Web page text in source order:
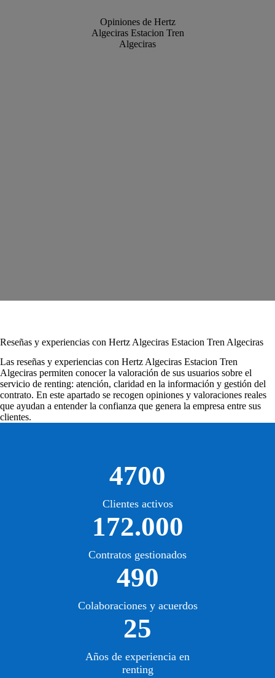
Opiniones de Hertz
Algeciras Estacion Tren
Algeciras
Reseñas y experiencias con Hertz Algeciras Estacion Tren Algeciras
Las reseñas y experiencias con Hertz Algeciras Estacion Tren
Algeciras permiten conocer la valoración de sus usuarios sobre el
servicio de renting: atención, claridad en la información y gestión del
contrato. En este apartado se recogen opiniones y valoraciones reales
que ayudan a entender la confianza que genera la empresa entre sus
clientes.
4700
Clientes activos
172.000
Contratos gestionados
490
Colaboraciones y acuerdos
25
Años de experiencia en
renting